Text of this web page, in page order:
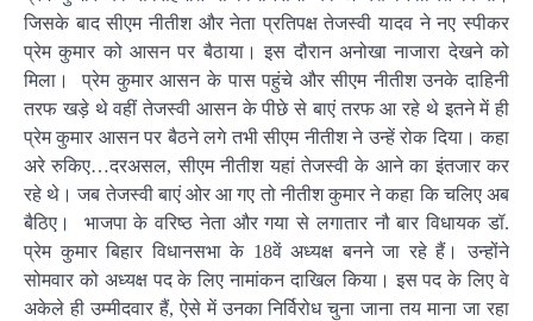
जिसके बाद सीएम नीतीश और नेता प्रतिपक्ष तेजस्वी यादव ने नए स्पीकर
प्रेम कुमार को आसन पर बैठाया। इस दौरान अनोखा नाजारा देखने को
मिला। प्रेम कुमार आसन के पास पहुंचे और सीएम नीतीश उनके दाहिनी
तरफ खड़े थे वहीं तेजस्वी आसन के पीछे से बाएं तरफ आ रहे थे इतने में ही
प्रेम कुमार आसन पर बैठने लगे तभी सीएम नीतीश ने उन्हें रोक दिया। कहा
अरे रुकिए…दरअसल, सीएम नीतीश यहां तेजस्वी के आने का इंतजार कर
रहे थे। जब तेजस्वी बाएं ओर आ गए तो नीतीश कुमार ने कहा कि चलिए अब
बैठिए। भाजपा के वरिष्ठ नेता और गया से लगातार नौ बार विधायक डॉ.
प्रेम कुमार बिहार विधानसभा के 18वें अध्यक्ष बनने जा रहे हैं। उन्होंने
सोमवार को अध्यक्ष पद के लिए नामांकन दाखिल किया। इस पद के लिए वे
अकेले ही उम्मीदवार हैं, ऐसे में उनका निर्विरोध चुना जाना तय माना जा रहा